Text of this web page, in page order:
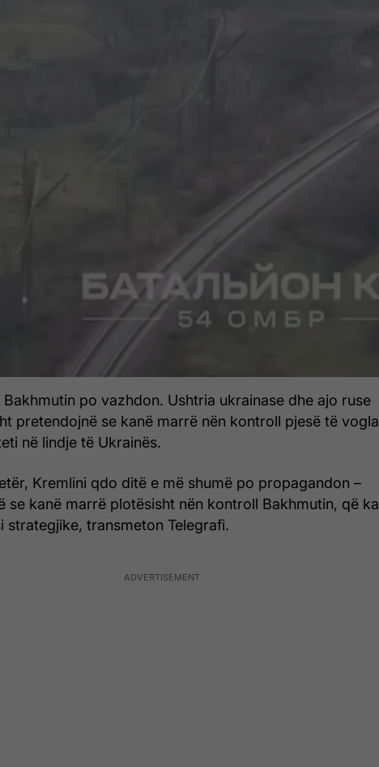
Bakhmutin po vazhdon. Ushtria ukrainase dhe ajo ruse
pretendojnë se kanë marrë nën kontroll pjesë të vogla
në lindje të Ukrainës.
Kremlini qdo ditë e më shumë po propagandon –
se kanë marrë plotësisht nën kontroll Bakhmutin, që ka
strategjike, transmeton Telegrafi.